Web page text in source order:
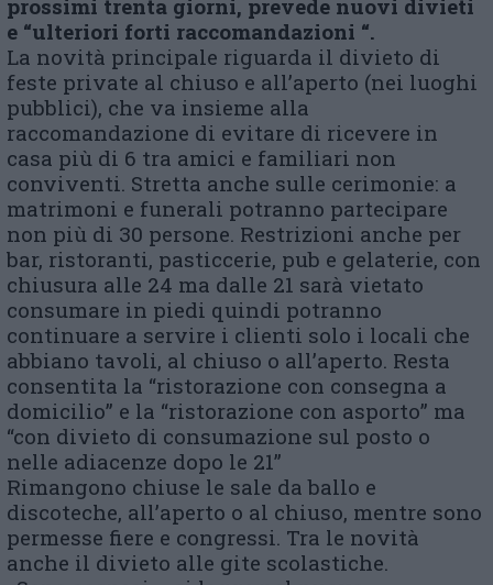
prossimi trenta giorni, prevede nuovi divieti
e “ulteriori forti raccomandazioni “.
La novità principale riguarda il divieto di
feste private al chiuso e all’aperto (nei luoghi
pubblici), che va insieme alla
raccomandazione di evitare di ricevere in
casa più di 6 tra amici e familiari non
conviventi. Stretta anche sulle cerimonie: a
matrimoni e funerali potranno partecipare
non più di 30 persone. Restrizioni anche per
bar, ristoranti, pasticcerie, pub e gelaterie, con
chiusura alle 24 ma dalle 21 sarà vietato
consumare in piedi quindi potranno
continuare a servire i clienti solo i locali che
abbiano tavoli, al chiuso o all’aperto. Resta
consentita la “ristorazione con consegna a
domicilio” e la “ristorazione con asporto” ma
“con divieto di consumazione sul posto o
nelle adiacenze dopo le 21”
Rimangono chiuse le sale da ballo e
discoteche, all’aperto o al chiuso, mentre sono
permesse fiere e congressi. Tra le novità
anche il divieto alle gite scolastiche.